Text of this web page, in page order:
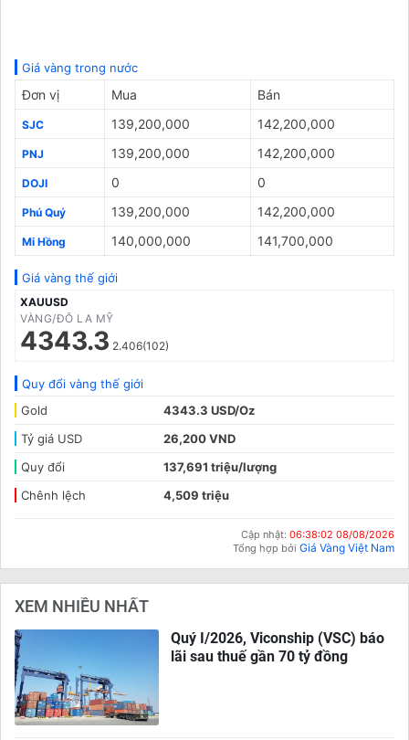
Giá vàng trong nước
Đơn vị Mua Bán
SJC 139,200,000 142,200,000
PNJ 139,200,000 142,200,000
DOJI 0 0
Phú Quý 139,200,000 142,200,000
Mi Hồng 140,000,000 141,700,000
Giá vàng thế giới
XAUUSD
VÀNG/ĐÔ LA MỸ
4343.3 2.406(102)
Quy đổi vàng thế giới
Gold
4343.3 USD/Oz
Tỷ giá USD
26,200 VND
Quy đổi
137,691 triệu/lượng
Chênh lệch
4,509 triệu
Cập nhật: 06:38:02 08/08/2026
Tổng hợp bởi Giá Vàng Việt Nam
XEM NHIỀU NHẤT
Quý I/2026, Viconship (VSC) báo
lãi sau thuế gần 70 tỷ đồng